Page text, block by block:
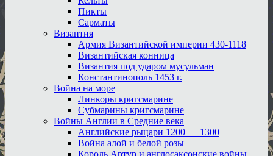
Пикты
Сарматы
Византия
Армия Византийской империи 430-1118
Византийская конница
Византия под ударом мусульман
Константинополь 1453 г.
Война на море
Линкоры кригсмарине
Субмарины кригсмарине
Войны Англии в Средние века
Английские рыцари 1200 — 1300
Война алой и белой розы
Король Артур и англосаксонские войны